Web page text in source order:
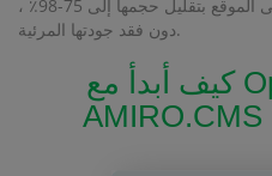
سيسمح ضغط الصور الموجودة على الموقع بتقليل حجمها إلى 75-98٪ ،
دون فقد جودتها المرئية.
كيف أبدأ مع OptiPic خدمة ل